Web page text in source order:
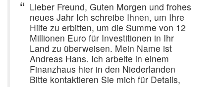
Lieber Freund, Guten Morgen und frohes
neues Jahr Ich schreibe Ihnen, um Ihre
Hilfe zu erbitten, um die Summe von 12
Millionen Euro für Investitionen in Ihr
Land zu überweisen. Mein Name ist
Andreas Hans. Ich arbeite in einem
Finanzhaus hier in den Niederlanden
Bitte kontaktieren Sie mich für Details,